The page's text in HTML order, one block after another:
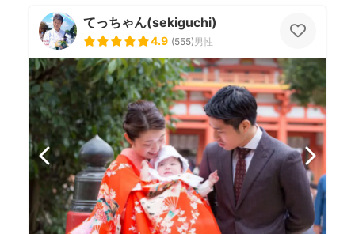
てっちゃん(sekiguchi)
4.9 (555)男性